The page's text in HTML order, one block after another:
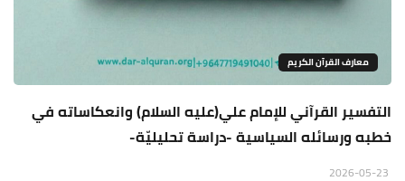
معارف القرآن الكريم
التفسير القرآني للإمام علي(عليه السلام) وانعكاساته في
خطبه ورسائله السياسية -دراسة تحليليّة-